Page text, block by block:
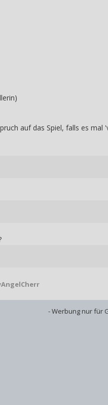
auf das Spiel, falls es
- Werbung nur für